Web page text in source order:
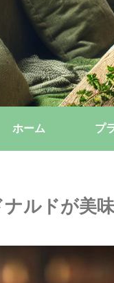
ホーム プ
ルドが美